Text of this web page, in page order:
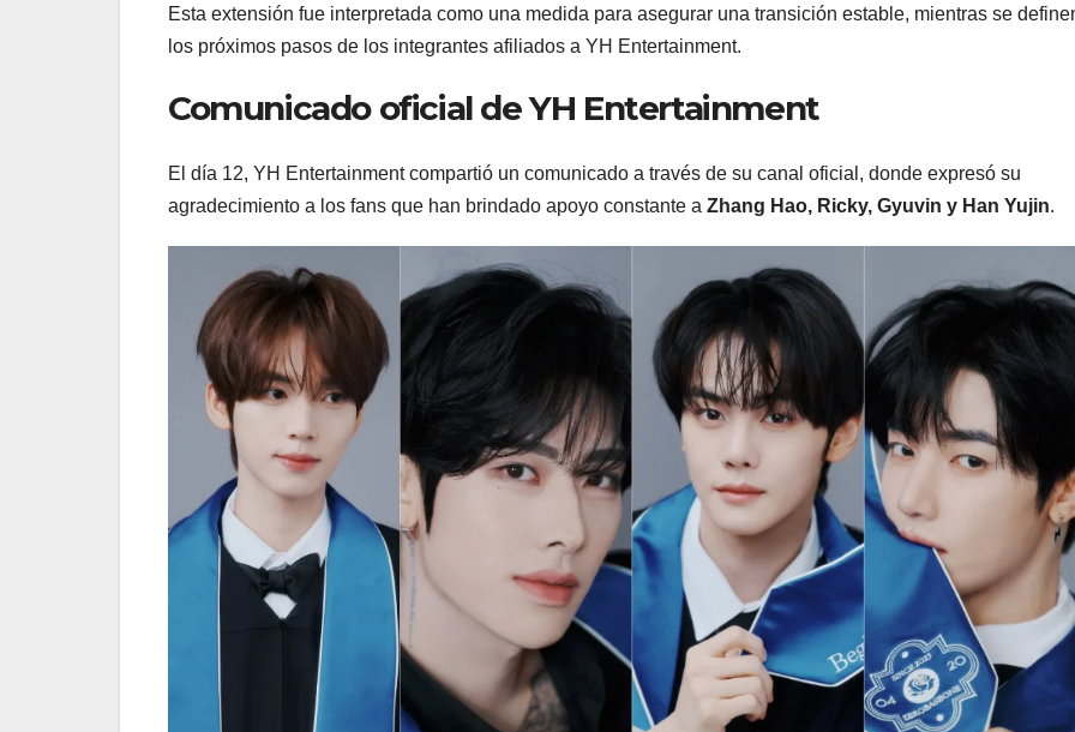
Esta extensión fue interpretada como una medida para asegurar una transición estable, mientras se
los próximos pasos de los integrantes afiliados a YH Entertainment.
Comunicado oficial de YH Entertainment
El día 12, YH Entertainment compartió un comunicado a través de su canal oficial, donde expresó su
agradecimiento a los fans que han brindado apoyo constante a Zhang Hao, Ricky, Gyuvin y Han Yujin.